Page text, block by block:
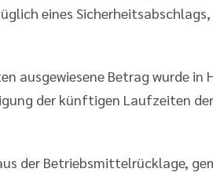
eines Sicherheitsabschlags,
ausgewiesene Betrag wurde in
der künftigen Laufzeiten der
der Betriebsmittelrücklage,